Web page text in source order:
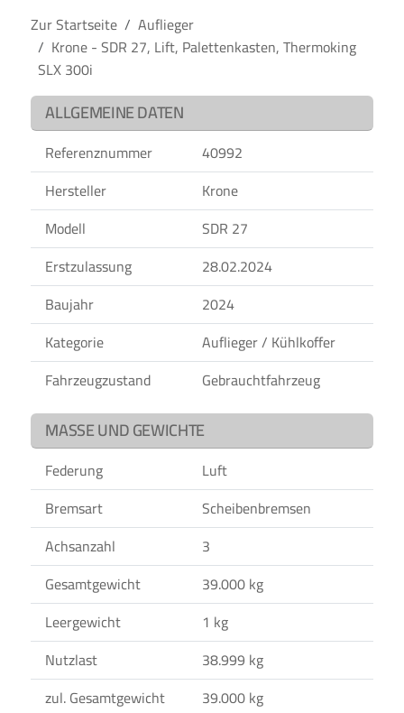
Zur Startseite
Auflieger
Krone - SDR 27, Lift, Palettenkasten, Thermoking
SLX 300i
ALLGEMEINE DATEN
Referenznummer
40992
Hersteller
Krone
Modell
SDR 27
Erstzulassung
28.02.2024
Baujahr
2024
Kategorie
Auflieger / Kühlkoffer
Fahrzeugzustand
Gebrauchtfahrzeug
MASSE UND GEWICHTE
Federung
Luft
Bremsart
Scheibenbremsen
Achsanzahl
3
Gesamtgewicht
39.000 kg
Leergewicht
1 kg
Nutzlast
38.999 kg
zul. Gesamtgewicht
39.000 kg